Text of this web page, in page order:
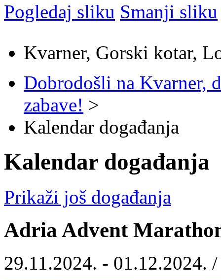
Pogledaj sliku Smanji sliku
Kvarner, Gorski kotar,
Dobrodošli na Kvarner,
zabave! >
Kalendar događanja
Kalendar događanja
Prikaži još događanja
Adria Advent
29.11.2024. - 01.12.2024.